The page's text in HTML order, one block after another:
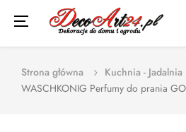
Toggle
navigation
☰
Strona główna
Kuchnia - Jadalnia
WASCHKONIG Perfumy do prania